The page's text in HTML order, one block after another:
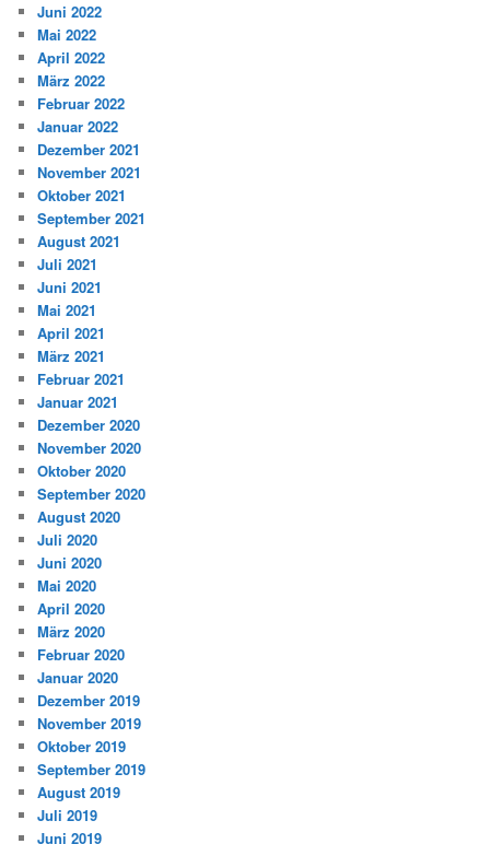
Juni 2022
Mai 2022
April 2022
März 2022
Februar 2022
Januar 2022
Dezember 2021
November 2021
Oktober 2021
September 2021
August 2021
Juli 2021
Juni 2021
Mai 2021
April 2021
März 2021
Februar 2021
Januar 2021
Dezember 2020
November 2020
Oktober 2020
September 2020
August 2020
Juli 2020
Juni 2020
Mai 2020
April 2020
März 2020
Februar 2020
Januar 2020
Dezember 2019
November 2019
Oktober 2019
September 2019
August 2019
Juli 2019
Juni 2019